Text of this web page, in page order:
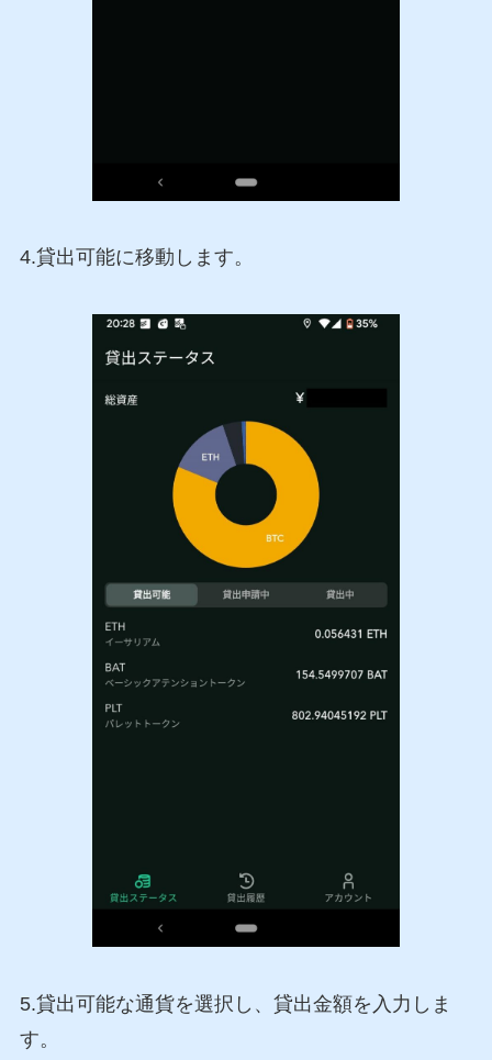
4.貸出可能に移動します。
5.貸出可能な通貨を選択し、貸出金額を入力しま
す。